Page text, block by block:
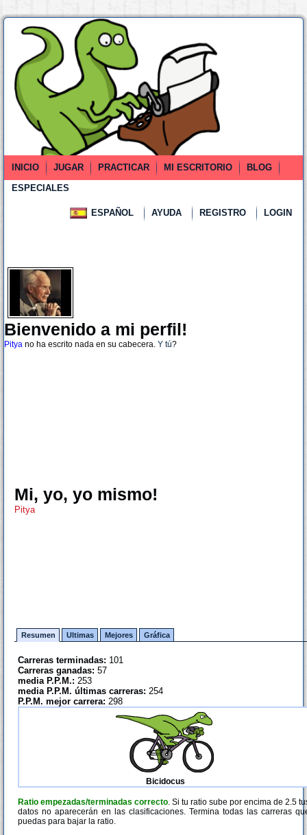
INICIO JUGAR PRACTICAR MI ESCRITORIO
BLOG
ESPECIALES
ESPAÑOL AYUDA REGISTRO LOGIN
Bienvenido a mi perfil!
Pitya no ha escrito nada en su cabecera. Y tú?
Mi, yo, yo mismo!
Pitya
Resumen Ultimas Mejores Gráfica
Carreras terminadas: 101
Carreras ganadas: 57
media P.P.M.: 253
media P.P.M. últimas carreras: 254
P.P.M. mejor carrera: 298
Bicidocus
Ratio empezadas/terminadas correcto. Si tu ratio sube por encima de 2.5
datos no aparecerán en las clasificaciones. Termina todas las carreras
puedas para bajar la ratio.